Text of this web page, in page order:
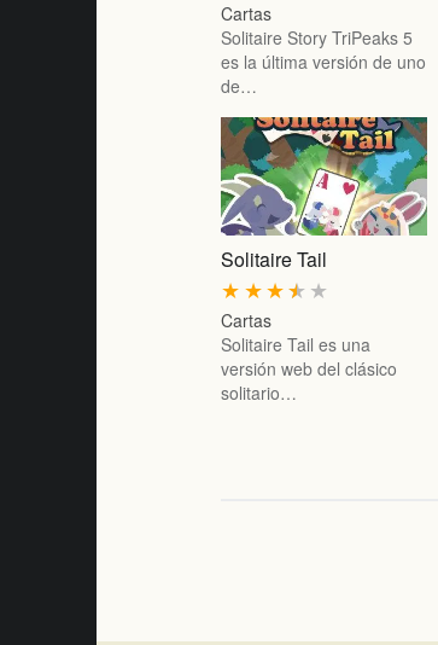
Cartas
Solitaire Story TriPeaks 5
es la última versión de uno
de…
Solitaire Tail
★
★
★
★
★
Cartas
Solitaire Tail es una
versión web del clásico
solitario…